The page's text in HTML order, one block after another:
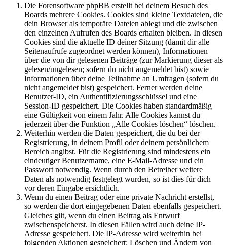
Die Forensoftware phpBB erstellt bei deinem Besuch des
Boards mehrere Cookies. Cookies sind kleine Textdateien, die
dein Browser als temporäre Dateien ablegt und die zwischen
den einzelnen Aufrufen des Boards erhalten bleiben. In diesen
Cookies sind die aktuelle ID deiner Sitzung (damit dir alle
Seitenaufrufe zugeordnet werden können), Informationen
über die von dir gelesenen Beiträge (zur Markierung dieser als
gelesen/ungelesen; sofern du nicht angemeldet bist) sowie
Informationen über deine Teilnahme an Umfragen (sofern du
nicht angemeldet bist) gespeichert. Ferner werden deine
Benutzer-ID, ein Authentifizierungsschlüssel und eine
Session-ID gespeichert. Die Cookies haben standardmäßig
eine Gültigkeit von einem Jahr. Alle Cookies kannst du
jederzeit über die Funktion „Alle Cookies löschen“ löschen.
Weiterhin werden die Daten gespeichert, die du bei der
Registrierung, in deinem Profil oder deinem persönlichem
Bereich angibst. Für die Registrierung sind mindestens ein
eindeutiger Benutzername, eine E-Mail-Adresse und ein
Passwort notwendig. Wenn durch den Betreiber weitere
Daten als notwendig festgelegt wurden, so ist dies für dich
vor deren Eingabe ersichtlich.
Wenn du einen Beitrag oder eine private Nachricht erstellst,
so werden die dort eingegebenen Daten ebenfalls gespeichert.
Gleiches gilt, wenn du einen Beitrag als Entwurf
zwischenspeicherst. In diesen Fällen wird auch deine IP-
Adresse gespeichert. Die IP-Adresse wird weiterhin bei
folgenden Aktionen gespeichert: Löschen und Ändern von